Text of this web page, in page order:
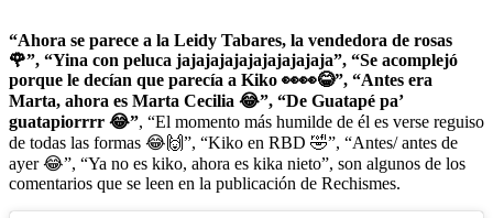
“Ahora se parece a la Leidy Tabares, la vendedora de rosas
🌹”, “Yina con peluca jajajajajajajajajajaja”, “Se acomplejó
porque le decían que parecía a Kiko 👀👀😂”, “Antes era
Marta, ahora es Marta Cecilia 😂”, “De Guatapé pa’
guatapiorrrr 😂”, “El momento más humilde de él es verse reguiso
de todas las formas 😂🙌”, “Kiko en RBD 🤣”, “Antes/ antes de
ayer 😂”, “Ya no es kiko, ahora es kika nieto”, son algunos de los
comentarios que se leen en la publicación de Rechismes.